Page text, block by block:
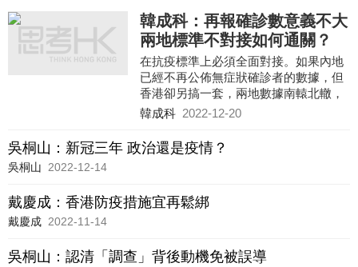
韓成科：再報確診數意義不大
兩地標準不對接如何通關？
在抗疫標準上必須全面對接。如果內地
已經不再公佈無症狀確診者的數據，但
香港卻另搞一套，兩地數據南轅北轍，
如何對接通關？
韓成科 2022-12-20
吳桐山：新冠三年 政治還是疫情？
吳桐山 2022-12-14
戴慶成：香港防疫措施宜再鬆綁
戴慶成 2022-11-14
吳桐山：認清「調查」背後動機免被誤導